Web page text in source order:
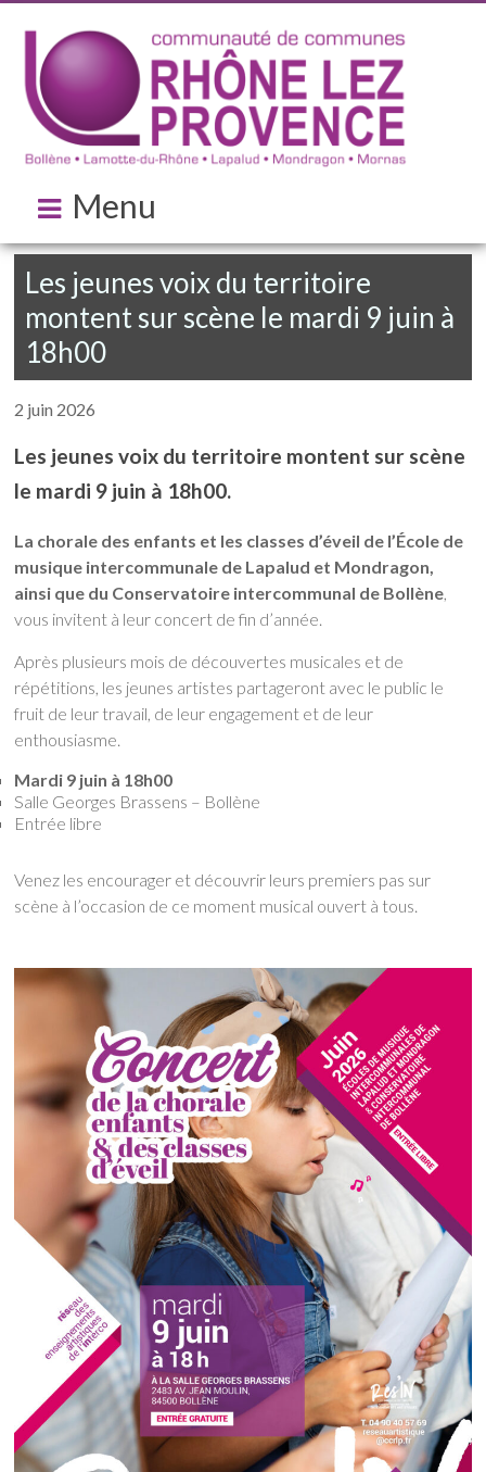
Menu
Les jeunes voix du territoire
montent sur scène le mardi 9 juin à
18h00
2 juin 2026
Les jeunes voix du territoire montent sur scène
le mardi 9 juin à 18h00.
La chorale des enfants et les classes d’éveil de l’École de
musique intercommunale de Lapalud et Mondragon,
ainsi que du Conservatoire intercommunal de Bollène,
vous invitent à leur concert de fin d’année.
Après plusieurs mois de découvertes musicales et de
répétitions, les jeunes artistes partageront avec le public le
fruit de leur travail, de leur engagement et de leur
enthousiasme.
Mardi 9 juin à 18h00
Salle Georges Brassens – Bollène
Entrée libre
Venez les encourager et découvrir leurs premiers pas sur
scène à l’occasion de ce moment musical ouvert à tous.